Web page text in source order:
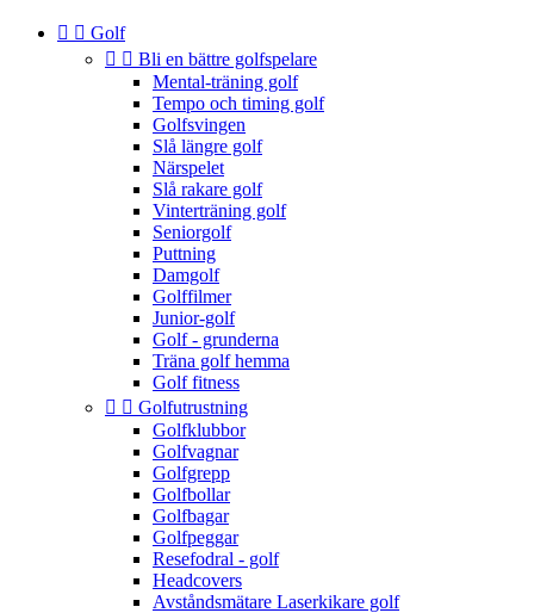
  Golf
  Bli en bättre golfspelare
Mental-träning golf
Tempo och timing golf
Golfsvingen
Slå längre golf
Närspelet
Slå rakare golf
Vinterträning golf
Seniorgolf
Puttning
Damgolf
Golffilmer
Junior-golf
Golf - grunderna
Träna golf hemma
Golf fitness
  Golfutrustning
Golfklubbor
Golfvagnar
Golfgrepp
Golfbollar
Golfbagar
Golfpeggar
Resefodral - golf
Headcovers
Avståndsmätare Laserkikare golf